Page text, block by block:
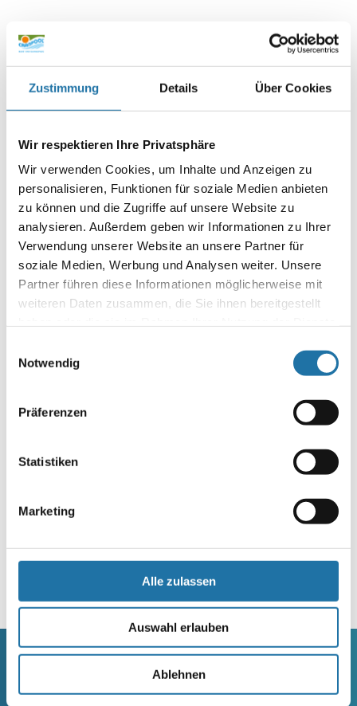
Zustimmung Details Über Cookies
Wir respektieren Ihre Privatsphäre
Wir verwenden Cookies, um Inhalte und Anzeigen zu
personalisieren, Funktionen für soziale Medien anbieten
zu können und die Zugriffe auf unsere Website zu
analysieren. Außerdem geben wir Informationen zu Ihrer
Verwendung unserer Website an unsere Partner für
soziale Medien, Werbung und Analysen weiter. Unsere
Partner führen diese Informationen möglicherweise mit
weiteren Daten zusammen, die Sie ihnen bereitgestellt
unsererDatenschutzerklärung
Notwendig
Präferenzen
Statistiken
Marketing
Alle zulassen
Auswahl erlauben
Ablehnen
Felder sind mit*
Name*
E-Mail-Adresse*
SAUNA